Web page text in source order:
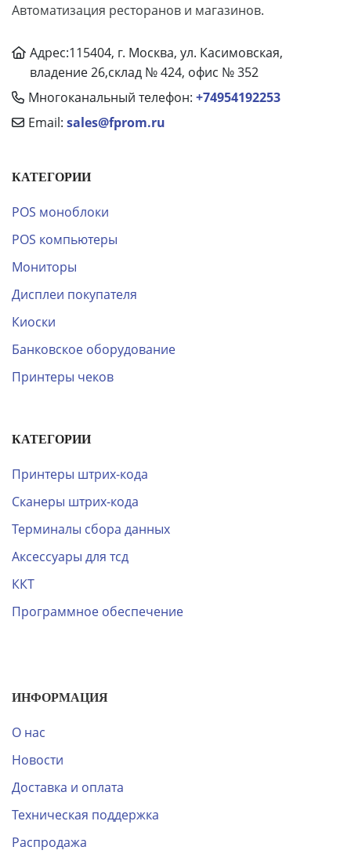
Автоматизация ресторанов и магазинов.
Адрес:115404, г. Москва, ул. Касимовская,
владение 26,склад № 424, офис № 352
Многоканальный телефон: +74954192253
Email: sales@fprom.ru
КАТЕГОРИИ
POS моноблоки
POS компьютеры
Мониторы
Дисплеи покупателя
Киоски
Банковское оборудование
Принтеры чеков
КАТЕГОРИИ
Принтеры штрих-кода
Сканеры штрих-кода
Терминалы сбора данных
Аксессуары для тсд
ККТ
Программное обеспечение
ИНФОРМАЦИЯ
О нас
Новости
Доставка и оплата
Техническая поддержка
Распродажа